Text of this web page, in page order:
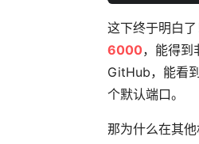
这下终于明白
6000，能得到
GitHub，能看
个默认端口。
那为什么在其他